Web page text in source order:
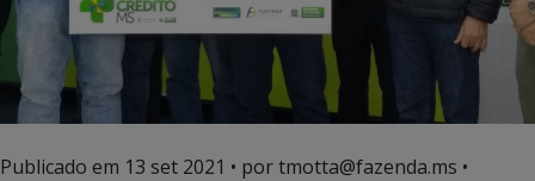
Publicado em 13 set 2021 • por tmotta@fazenda.ms •